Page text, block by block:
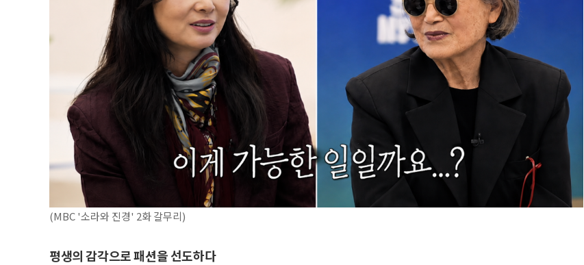
(MBC '소라와 진경' 2화 갈무리)
평생의 감각으로 패션을 선도하다